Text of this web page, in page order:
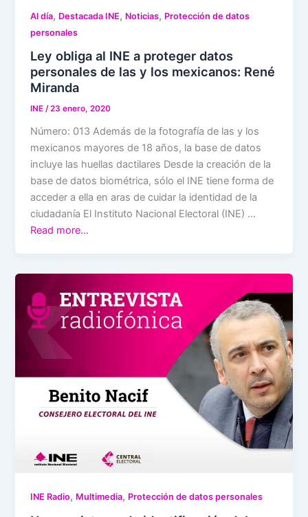
Al día, Destacada INE, Noticias, Protección de datos
personales
Ley obliga al INE a proteger datos
personales de las y los mexicanos: René
Miranda
INE/23 enero, 2020
Número: 013 Además de la fotografía de las y los
mexicanos mayores de 18 años, la base de datos
incluye las huellas dactilares Desde la creación de la
base de datos biométrica, sólo el INE tiene forma de
acceder a ella en aras de cuidar la identidad de la
ciudadanía El Instituto Nacional Electoral (INE) …
Read more…
INE Radio, Multimedia, Protección de datos personales